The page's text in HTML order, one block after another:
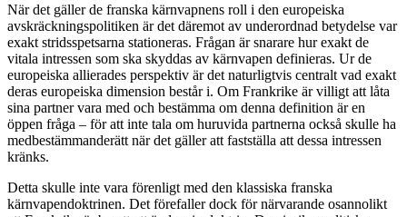
När det gäller de franska kärnvapnens roll i den europeiska
avskräckningspolitiken är det däremot av underordnad betydelse var
exakt stridsspetsarna stationeras. Frågan är snarare hur exakt de
vitala intressen som ska skyddas av kärnvapen definieras. Ur de
europeiska allierades perspektiv är det naturligtvis centralt vad exakt
deras europeiska dimension består i. Om Frankrike är villigt att låta
sina partner vara med och bestämma om denna definition är en
öppen fråga – för att inte tala om huruvida partnerna också skulle ha
medbestämmanderätt när det gäller att fastställa att dessa intressen
kränks.
Detta skulle inte vara förenligt med den klassiska franska
kärnvapendoktrinen. Det förefaller dock för närvarande osannolikt